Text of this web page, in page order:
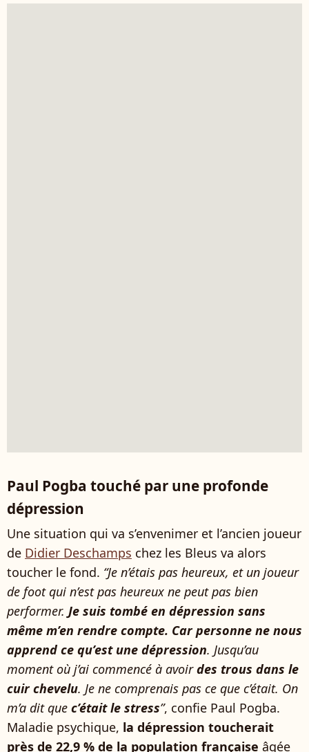
Paul Pogba touché par une profonde
dépression
Une situation qui va s’envenimer et l’ancien joueur
de Didier Deschamps chez les Bleus va alors
toucher le fond. “Je n’étais pas heureux, et un joueur
de foot qui n’est pas heureux ne peut pas bien
performer. Je suis tombé en dépression sans
même m’en rendre compte. Car personne ne nous
apprend ce qu’est une dépression. Jusqu’au
moment où j’ai commencé à avoirdes trous dans le
cuir chevelu. Je ne comprenais pas ce que c’était. On
m’a dit que c’était le stress”, confie Paul Pogba.
Maladie psychique, la dépression toucherait
près de 22,9 % de la population française âgée